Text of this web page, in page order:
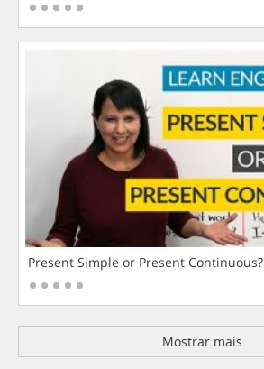
Present Simple or Present Continuous?
Mostrar mais